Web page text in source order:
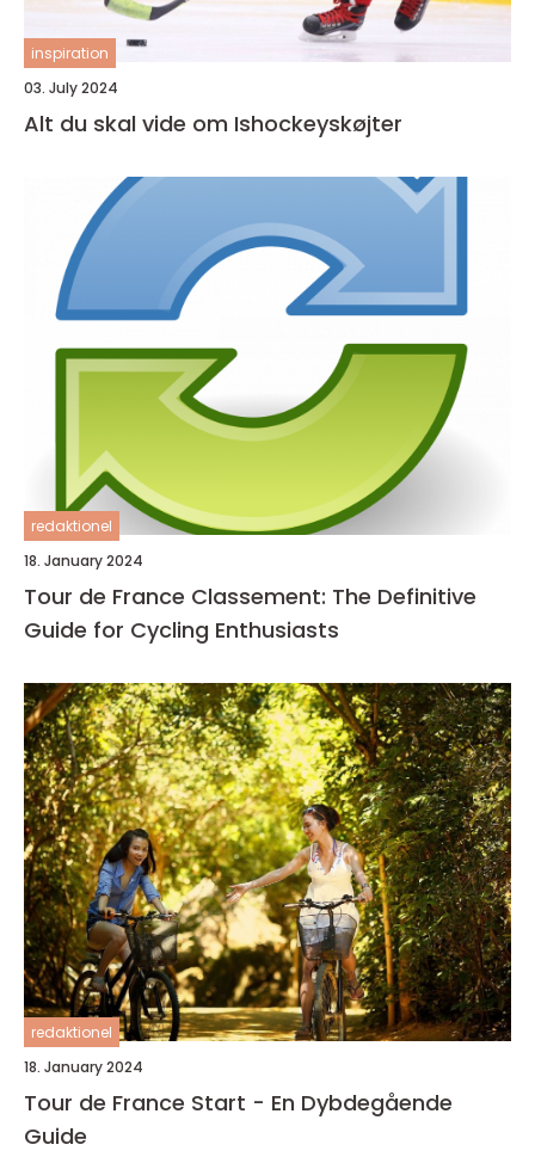
inspiration
03. July 2024
Alt du skal vide om Ishockeyskøjter
redaktionel
18. January 2024
Tour de France Classement: The Definitive
Guide for Cycling Enthusiasts
redaktionel
18. January 2024
Tour de France Start - En Dybdegående
Guide